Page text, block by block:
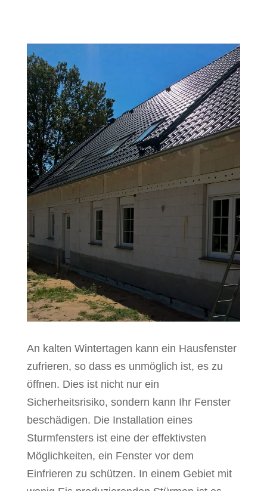
An kalten Wintertagen kann ein Hausfenster
zufrieren, so dass es unmöglich ist, es zu
öffnen. Dies ist nicht nur ein
Sicherheitsrisiko, sondern kann Ihr Fenster
beschädigen. Die Installation eines
Sturmfensters ist eine der effektivsten
Möglichkeiten, ein Fenster vor dem
Einfrieren zu schützen. In einem Gebiet mit